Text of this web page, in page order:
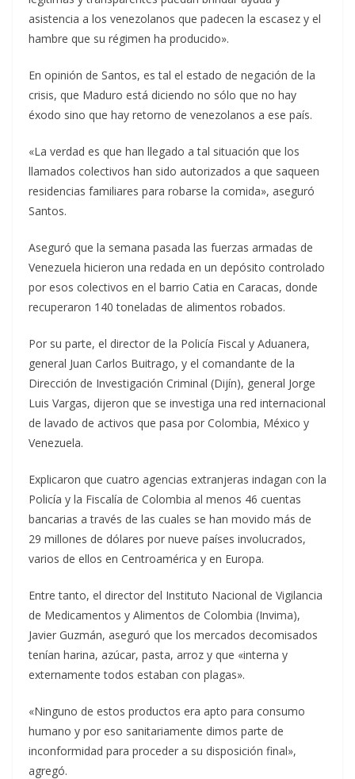
asistencia a los venezolanos que padecen la escasez y el
hambre que su régimen ha producido».
En opinión de Santos, es tal el estado de negación de la
crisis, que Maduro está diciendo no sólo que no hay
éxodo sino que hay retorno de venezolanos a ese país.
«La verdad es que han llegado a tal situación que los
llamados colectivos han sido autorizados a que saqueen
residencias familiares para robarse la comida», aseguró
Santos.
Aseguró que la semana pasada las fuerzas armadas de
Venezuela hicieron una redada en un depósito controlado
por esos colectivos en el barrio Catia en Caracas, donde
recuperaron 140 toneladas de alimentos robados.
Por su parte, el director de la Policía Fiscal y Aduanera,
general Juan Carlos Buitrago, y el comandante de la
Dirección de Investigación Criminal (Dijín), general Jorge
Luis Vargas, dijeron que se investiga una red internacional
de lavado de activos que pasa por Colombia, México y
Venezuela.
Explicaron que cuatro agencias extranjeras indagan con la
Policía y la Fiscalía de Colombia al menos 46 cuentas
bancarias a través de las cuales se han movido más de
29 millones de dólares por nueve países involucrados,
varios de ellos en Centroamérica y en Europa.
Entre tanto, el director del Instituto Nacional de Vigilancia
de Medicamentos y Alimentos de Colombia (Invima),
Javier Guzmán, aseguró que los mercados decomisados
tenían harina, azúcar, pasta, arroz y que «interna y
externamente todos estaban con plagas».
«Ninguno de estos productos era apto para consumo
humano y por eso sanitariamente dimos parte de
inconformidad para proceder a su disposición final»,
agregó.